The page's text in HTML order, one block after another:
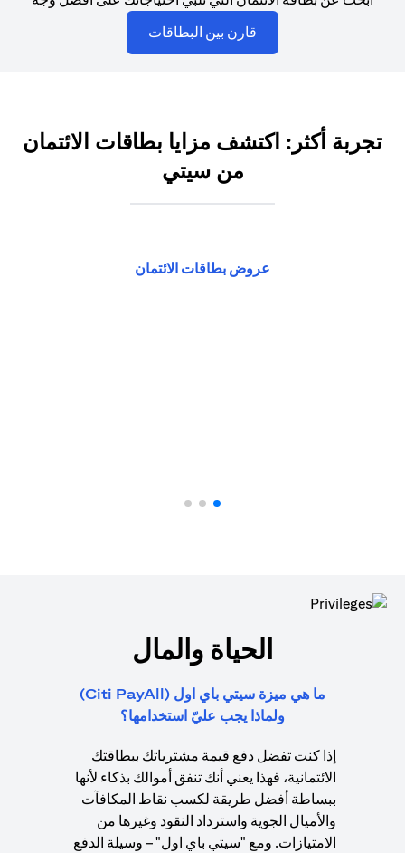
قارن بين البطاقات
تجربة أكثر: اكتشف مزايا بطاقات الائتمان
من سيتي
عروض بطاقات الائتمان
الحياة والمال
ما هي ميزة سيتي باي اول (Citi PayAll)
ولماذا يجب عليّ استخدامها؟
إذا كنت تفضل دفع قيمة مشترياتك ببطاقتك
الائتمانية، فهذا يعني أنك تنفق أموالك بذكاء لأنها
ببساطة أفضل طريقة لكسب نقاط المكافآت
والأميال الجوية واسترداد النقود وغيرها من
الامتيازات. ومع "سيتي باي اول" – وسيلة الدفع